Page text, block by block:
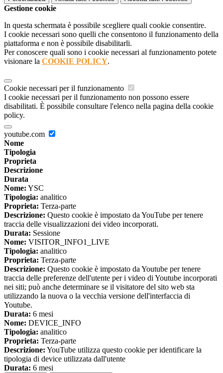
Gestione cookie
In questa schermata è possibile scegliere quali cookie consentire.
I cookie necessari sono quelli che consentono il funzionamento della
piattaforma e non è possibile disabilitarli.
Per conoscere quali sono i cookie necessari al funzionamento potete
visionare la COOKIE POLICY.
Cookie necessari per il funzionamento
I cookie necessari per il funzionamento non possono essere
disabilitati. È possibile consultare l'elenco nella pagina della cookie
policy.
youtube.com
Nome
Tipologia
Proprieta
Descrizione
Durata
Nome: YSC
Tipologia: analitico
Proprieta: Terza-parte
Descrizione: Questo cookie è impostato da YouTube per tenere
traccia delle visualizzazioni dei video incorporati.
Durata: Sessione
Nome: VISITOR_INFO1_LIVE
Tipologia: analitico
Proprieta: Terza-parte
Descrizione: Questo cookie è impostato da Youtube per tenere
traccia delle preferenze dell'utente per i video di Youtube incorporati
nei siti; può anche determinare se il visitatore del sito web sta
utilizzando la nuova o la vecchia versione dell'interfaccia di
Youtube.
Durata: 6 mesi
Nome: DEVICE_INFO
Tipologia: analitico
Proprieta: Terza-parte
Descrizione: YouTube utilizza questo cookie per identificare la
tipologia di device utilizzata dall'utente
Durata: 6 mesi